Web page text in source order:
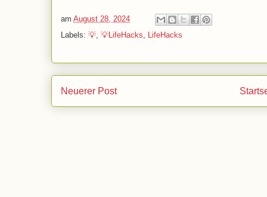
am August 28, 2024
Labels: 💡 💡LifeHacks LifeHacks
Neuerer Post